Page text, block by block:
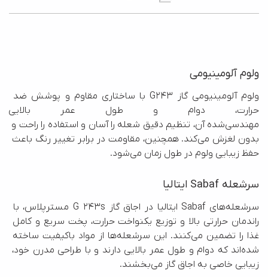
ولوم آلومینیومی
ولوم آلومینیومی گاز G243 با ساختاری مقاوم و پوشش ضد
حرارت، دوام و طول عمر بالایی
مهندسی‌شده آن، تنظیم دقیق شعله را آسان و استفاده را راحت و
بدون لغزش می‌کند. همچنین، مقاومت در برابر تغییر رنگ باعث
حفظ زیبایی ولوم در طول زمان می‌شود.
سرشعله Sabaf ایتالیا
سرشعله‌های Sabaf ایتالیا در اجاق گاز G 243s مسترپلاس، با
راندمان حرارتی بالا و توزیع یکنواخت حرارت، پخت سریع و کامل
غذا را تضمین می‌کنند. این سرشعله‌ها از مواد باکیفیت ساخته
شده‌اند که دوام و طول عمر بالایی دارند و با طراحی مدرن خود،
زیبایی خاصی به اجاق گاز می‌بخشند.